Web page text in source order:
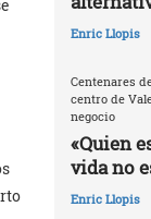
Enric Llopis
Centenares
centro de
negocio
«Quien
vida no
Enric Llopis